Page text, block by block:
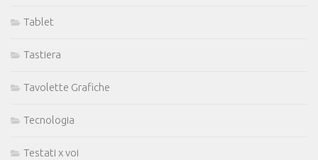
Tablet
Tastiera
Tavolette Grafiche
Tecnologia
Testati x voi